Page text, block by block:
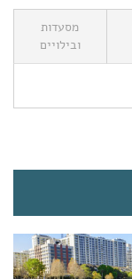
מסעדות
ובילויים